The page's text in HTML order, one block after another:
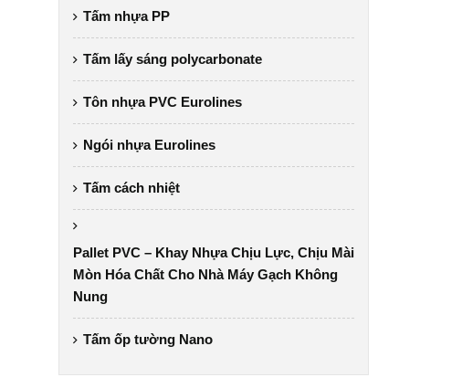
Tấm nhựa PP
Tấm lấy sáng polycarbonate
Tôn nhựa PVC Eurolines
Ngói nhựa Eurolines
Tấm cách nhiệt
Pallet PVC – Khay Nhựa Chịu Lực, Chịu Mài
Mòn Hóa Chất Cho Nhà Máy Gạch Không
Nung
Tấm ốp tường Nano